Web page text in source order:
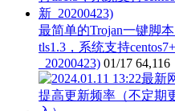
最简单的Trojan一键脚
tls1.3，系统支持
_20200423) 01/17 64,116